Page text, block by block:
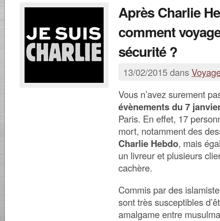
Après Charlie
comment
sécurité ?
13/02/2015 dans
Vous n’avez surement
évènements du 7
Paris. En effet, 17
mort, notamment des
Charlie Hebdo, mais
un livreur et plusieurs
cachère.
Commis par des
sont très susceptibles
amalgame entre